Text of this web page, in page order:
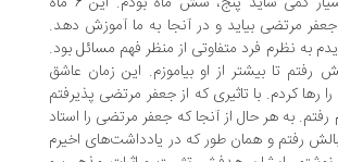
بیاید و در آنجا به ما آموزش دهد.
فرد متفاوتی از منظر فهم مسائل بود.
بیشتر از او بیاموزم. این زمان عاشق
با تاثیری که از جعفر مرتضی پذیرفتم
هر حال از آنجا که جعفر مرتضی را استاد
و همان طور که در یادداشت‌های اخیرم